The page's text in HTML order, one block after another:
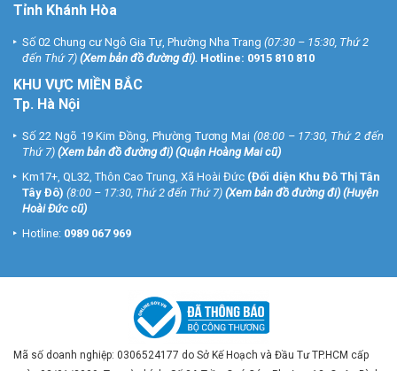
Tỉnh Khánh Hòa
Số 02 Chung cư Ngô Gia Tự, Phường Nha Trang (07:30 – 15:30, Thứ 2
đến Thứ 7) (Xem bản đồ đường đi). Hotline: 0915 810 810
KHU VỰC MIỀN BẮC
Tp. Hà Nội
Số 22 Ngõ 19 Kim Đồng, Phường Tương Mai (08:00 – 17:30, Thứ 2 đến
Thứ 7) (Xem bản đồ đường đi) (Quận Hoàng Mai cũ)
Km17+, QL32, Thôn Cao Trung, Xã Hoài Đức (Đối diện Khu Đô Thị Tân
Tây Đô) (8:00 – 17:30, Thứ 2 đến Thứ 7) (Xem bản đồ đường đi) (Huyện
Hoài Đức cũ)
Hotline: 0989 067 969
Mã số doanh nghiệp: 0306524177 do Sở Kế Hoạch và Đầu Tư TP.HCM cấp